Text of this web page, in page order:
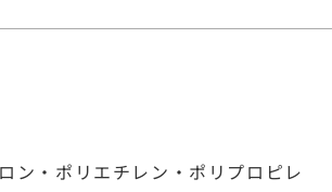
ン・ポリエチレン・ポリプロピレ